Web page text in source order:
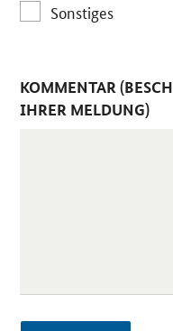
Sonstiges
KOMMENTAR
IHRER MELDUNG)